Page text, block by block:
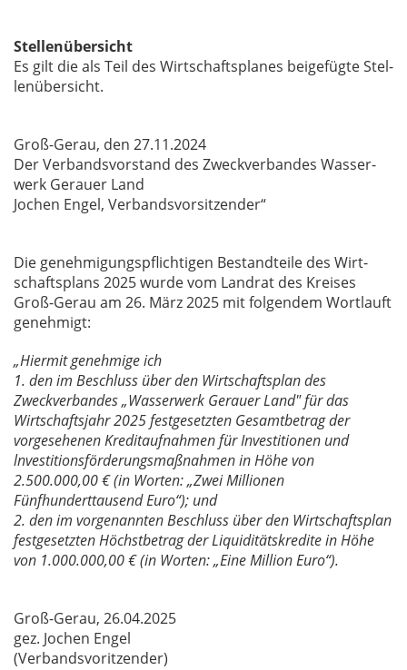
Stellenübersicht
Es gilt die als Teil des Wirt­schafts­pla­nes bei­ge­füg­te Stel­
len­über­sicht.
Groß-Gerau, den 27.11.2024
Der Ver­bands­vor­stand des Zweck­ver­ban­des Was­ser­
werk Ge­r­au­er Land
Jo­chen En­gel, Ver­bands­vor­sit­zen­der“
Die ge­neh­mi­gungs­pflich­ti­gen Be­stand­tei­le des Wirt­
schafts­plans 2025 wur­de vom Land­rat des Krei­ses
Groß-Gerau am 26. März 2025 mit fol­gen­dem Wort­lauft
ge­neh­migt:
„Hiermit genehmige ich
1. den im Beschluss über den Wirtschaftsplan des
Zweckverbandes „Wasserwerk Gerauer Land" für das
Wirtschaftsjahr 2025 festgesetzten Gesamtbetrag der
vorgesehenen Kreditaufnahmen für Investitionen und
lnvestitionsförderungsmaßnahmen in Höhe von
2.500.000,00 € (in Worten: „Zwei Millionen
Fünfhunderttausend Euro“); und
2. den im vorgenannten Beschluss über den Wirtschaftsplan
festgesetzten Höchstbetrag der Liquiditätskredite in Höhe
von 1.000.000,00 € (in Worten: „Eine Million Euro“).
Groß-Gerau, 26.04.2025
gez. Jo­chen En­gel
(Ver­bands­vo­rit­zen­der)